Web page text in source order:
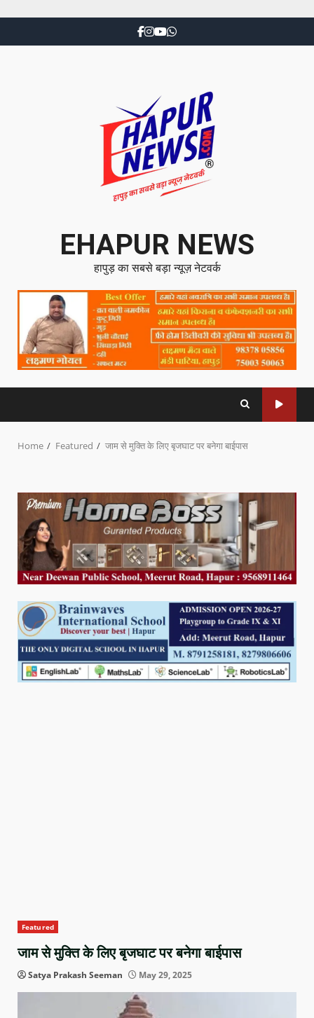
EHAPUR NEWS
हापुड़ का सबसे बड़ा न्यूज़ नेटवर्क
Home Featured जाम से मुक्ति के लिए बृजघाट पर बनेगा बाईपास
Featured
जाम से मुक्ति के लिए बृजघाट पर बनेगा बाईपास
Satya Prakash Seeman May 29, 2025